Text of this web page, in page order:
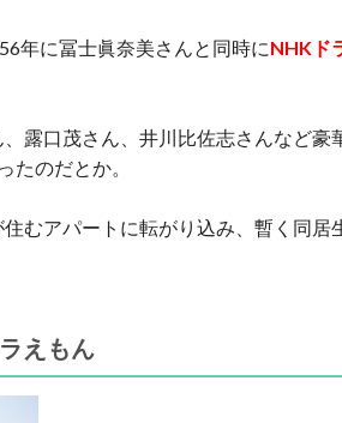
年に冨士眞奈美さんと同時にNHKド
露口茂さん、井川比佐志さんなど豪
たのだとか。
むアパートに転がり込み、暫く同居
えもん